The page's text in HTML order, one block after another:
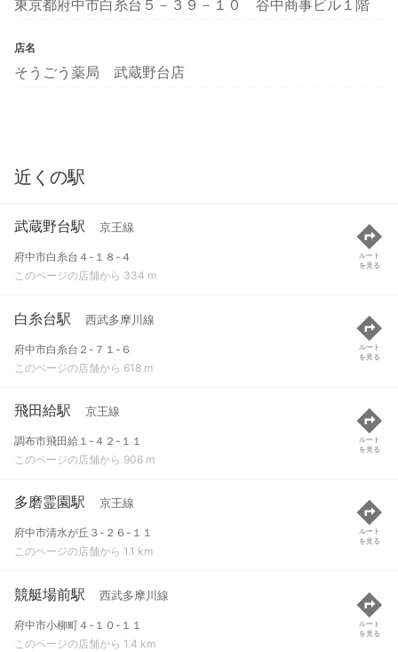
東京都府中市白糸台５－３９－１０ 谷中商事ビル１階
店名
そうごう薬局 武蔵野台店
近くの駅
武蔵野台駅 京王線
府中市白糸台４-１８-４
このページの店舗から 334 m
ルート
を見る
白糸台駅 西武多摩川線
府中市白糸台２-７１-６
このページの店舗から 618 m
ルート
を見る
飛田給駅 京王線
調布市飛田給１-４２-１１
このページの店舗から 906 m
ルート
を見る
多磨霊園駅 京王線
府中市清水が丘３-２６-１１
このページの店舗から 1.1 km
ルート
を見る
競艇場前駅 西武多摩川線
府中市小柳町４-１０-１１
このページの店舗から 1.4 km
ルート
を見る